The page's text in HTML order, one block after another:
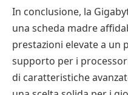
In conclusione, la
una scheda madre
prestazioni elevate a un
supporto per i
di caratteristiche